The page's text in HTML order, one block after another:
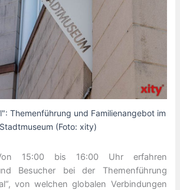
Themenführung und Familienangebot im
Stadtmuseum (Foto: xity)
15:00 bis 16:00 Uhr erfahren
Besucher bei der Themenführung
von welchen globalen Verbindungen